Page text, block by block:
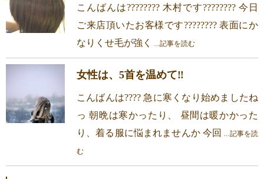
こんばんは???????? 木村です???????? 今日
ご来店頂いたお客様です???????? 表面にか
なりくせ毛が強く
...記事を読む
女性は、5首を温めて‼
こんばんは???? 急に寒くなり始めましたね
っ 朝晩は寒かったり、 昼間は暖かかった
り、着る服に悩まれませんか 今回 ...記事を読
む